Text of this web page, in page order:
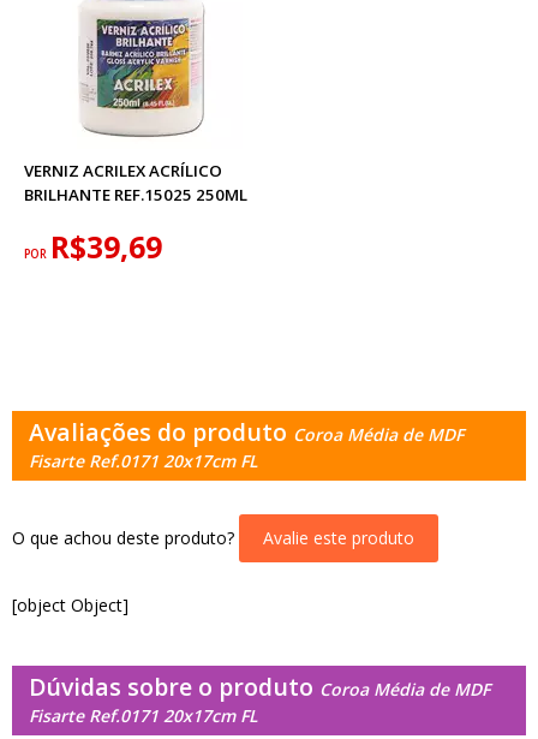
VERNIZ ACRILEX ACRÍLICO
BRILHANTE REF.15025 250ML
POR R$39,69
Avaliações do produto Coroa Média de MDF
Fisarte Ref.0171 20x17cm FL
O que achou deste produto? Avalie este produto
[object Object]
Dúvidas sobre o produto Coroa Média de MDF
Fisarte Ref.0171 20x17cm FL